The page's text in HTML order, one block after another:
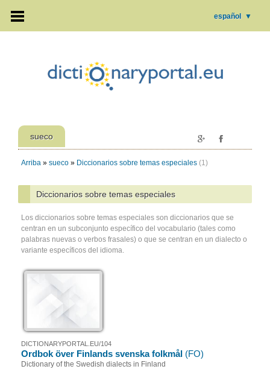
español ▼
sueco
Arriba » sueco » Diccionarios sobre temas especiales (1)
Diccionarios sobre temas especiales
Los diccionarios sobre temas especiales son diccionarios que se
centran en un subconjunto específico del vocabulario (tales como
palabras nuevas o verbos frasales) o que se centran en un dialecto o
variante específicos del idioma.
DICTIONARYPORTAL.EU/104
Ordbok över Finlands svenska folkmål (FO)
Dictionary of the Swedish dialects in Finland